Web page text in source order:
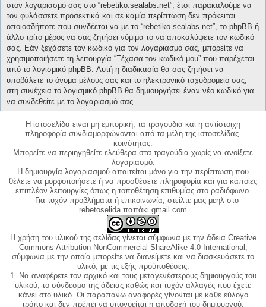
στον λογαριασμό σας στο “rebetiko.sealabs.net”, έτσι παρακαλούμε να
τον φυλάσσετε προσεκτικά και σε καμία περίπτωση δεν πρόκειται
οποιοσδήποτε που συνδέεται να με το “rebetiko.sealabs.net”, το phpBB ή
άλλο τρίτο μέρος να σας ζητήσει νόμιμα το να αποκαλύψετε τον κωδικό
σας. Εάν ξεχάσετε τον κωδικό για τον λογαριασμό σας, μπορείτε να
χρησιμοποιήσετε τη λειτουργία “Ξέχασα τον κωδικό μου” που παρέχεται
από το λογισμικό phpBB. Αυτή η διαδικασία θα σας ζητήσει να
υποβάλετε το όνομα μέλους σας και το ηλεκτρονικό ταχυδρομείο σας,
στη συνέχεια το λογισμικό phpBB θα δημιουργήσει έναν νέο κωδικό για
να συνδεθείτε με το λογαριασμό σας.
Η ιστοσελίδα είναι μη εμπορική, τα τραγούδια και η αντίστοιχη
πληροφορία συνδιαμορφώνονται από τα μέλη της ιστοσελίδας-
κοινότητας.
Μπορείτε να περιηγηθείτε ελεύθερα στα τραγούδια χωρίς να ανοίξετε
λογαριασμό.
Η δημιουργία λογαριασμού απαιτείται μόνο για την περίπτωση που
θέλετε να μορφοποιήσετε ή να προσθέσετε πληροφορία και για κάποιες
επιπλέον λειτουργίες όπως η τοποθέτηση επιθυμίας στο ραδιόφωνο.
Για τυχόν προβλήματα ή επικοινωνία, στείλτε μας μεηλ στο
rebetoselida παπάκι gmail.com
Η χρήση του υλικού της σελίδας γίνεται σύμφωνα με την άδεια Creative
Commons Attribution-NonCommercial-ShareAlike 4.0 International,
σύμφωνα με την οποία μπορείτε να διανείμετε και να διασκευάσετε το
υλικό, με τις εξής προϋποθέσεις:
1. Να αναφέρετε τον αρχικό και τους μεταγενέστερους δημιουργούς του
υλικού, το σύνδεσμο της άδειας καθώς και τυχόν αλλαγές που έχετε
κάνει στο υλικό. Οι παραπάνω αναφορές γίνονται με κάθε εύλογο
τρόπο και δεν πρέπει να υπονοείται η αποδοχή του δημιουργού.